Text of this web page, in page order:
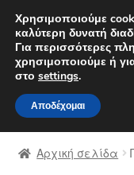
Δευτέρα-Παρ.
Απευθείας
μετάβαση
στην
πλοήγηση
Μετάβαση
σε
περιεχόμενο
Αρχική
Διαδικασία
Αρχική σελίδα
Χρησιμοποιούμε
καλύτερη δυνατή
Για περισσότερες
χρησιμοποιούμε ή
στο settings.
Αποδέχομαι